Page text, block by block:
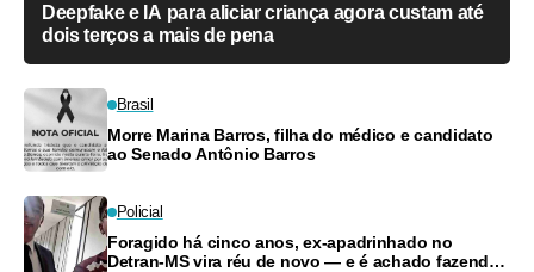
Deepfake e IA para aliciar criança agora custam até
dois terços a mais de pena
Brasil
Morre Marina Barros, filha do médico e candidato
ao Senado Antônio Barros
Policial
Foragido há cinco anos, ex-apadrinhado no
Detran-MS vira réu de novo — e é achado fazendo